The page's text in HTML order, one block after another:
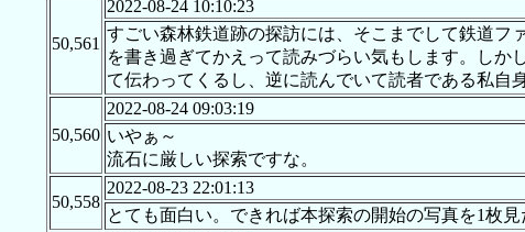
50,561
2022-08-24 10:10:23
すごい森林鉄道跡の探訪には、そこまでして鉄道フ
を書き過ぎてかえって読みづらい気もします。し
て伝わってくるし、逆に読んでいて読者である私自
50,560
2022-08-24 09:03:19
いやぁ～
流石に厳しい探索ですな。
50,558
2022-08-23 22:01:13
とても面白い。できれば本探索の開始の写真を1枚見